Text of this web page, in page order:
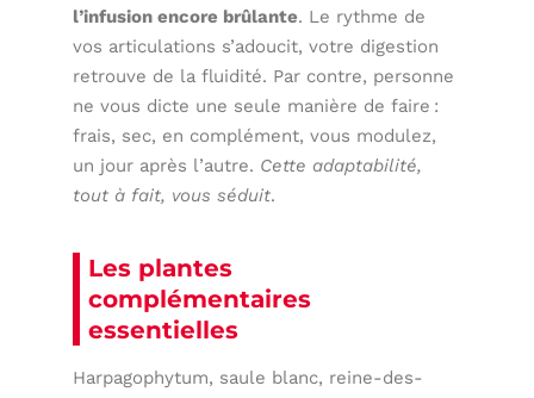
l’infusion encore brûlante. Le rythme de
vos articulations s’adoucit, votre digestion
retrouve de la fluidité. Par contre, personne
ne vous dicte une seule manière de faire :
frais, sec, en complément, vous modulez,
un jour après l’autre. Cette adaptabilité,
tout à fait, vous séduit.
Les plantes
complémentaires
essentielles
Harpagophytum, saule blanc, reine-des-